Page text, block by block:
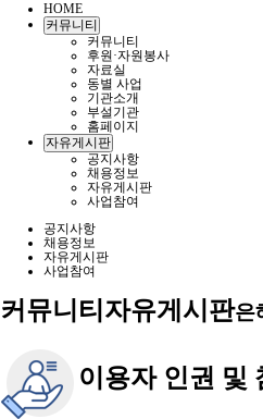
HOME
커뮤니티
커뮤니티
후원·자원봉사
자료실
동별 사업
기관소개
부설기관
홈페이지
자유게시판
공지사항
채용정보
자유게시판
사업참여
공지사항
채용정보
자유게시판
사업참여
커뮤니티 자유게시판은
이용자 인권 및